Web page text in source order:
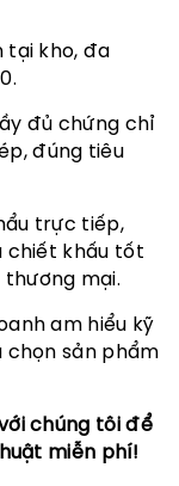
tại kho, đa
đủ chứng chỉ
đúng tiêu
trực tiếp,
chiết khấu tốt
mại.
am hiểu kỹ
chọn sản phẩm
chúng tôi để
miễn phí!